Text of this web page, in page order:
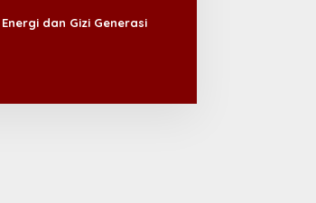
Energi dan Gizi Generasi